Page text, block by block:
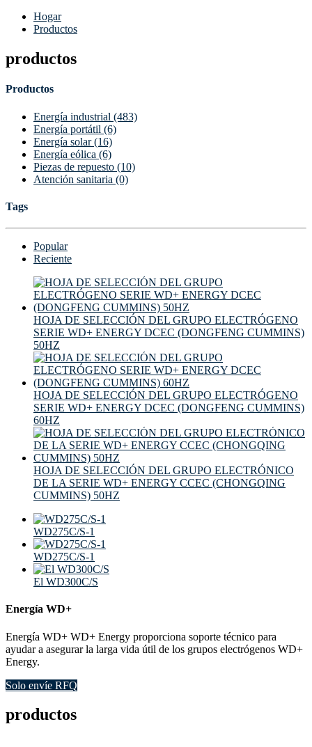
Hogar
Productos
productos
Productos
Energía industrial (483)
Energía portátil (6)
Energía solar (16)
Energía eólica (6)
Piezas de repuesto (10)
Atención sanitaria (0)
Tags
Popular
Reciente
HOJA DE SELECCIÓN DEL GRUPO ELECTRÓGENO
SERIE WD+ ENERGY DCEC (DONGFENG CUMMINS)
50HZ
HOJA DE SELECCIÓN DEL GRUPO ELECTRÓGENO
SERIE WD+ ENERGY DCEC (DONGFENG CUMMINS)
60HZ
HOJA DE SELECCIÓN DEL GRUPO ELECTRÓNICO
DE LA SERIE WD+ ENERGY CCEC (CHONGQING
CUMMINS) 50HZ
WD275C/S-1
WD275C/S-1
El WD300C/S
Energía WD+
Energía WD+ WD+ Energy proporciona soporte técnico para
ayudar a asegurar la larga vida útil de los grupos electrógenos WD+
Energy.
Solo envíe RFQ
productos